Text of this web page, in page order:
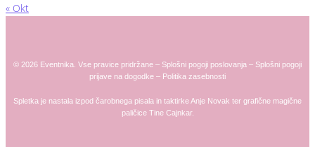
« Okt
© 2026 Eventnika. Vse pravice pridržane – Splošni pogoji poslovanja – Splošni pogoji
prijave na dogodke – Politika zasebnosti
Spletka je nastala izpod čarobnega pisala in taktirkeAnje Novak ter grafične magične
paličice Tine Cajnkar.